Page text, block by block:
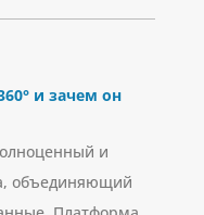
и зачем он
и
объединяющий